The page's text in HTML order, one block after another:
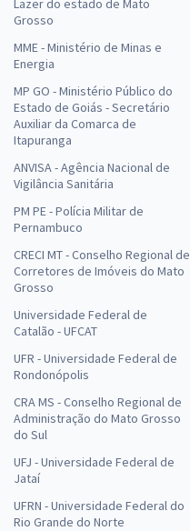
Lazer do estado de Mato
Grosso
MME - Ministério de Minas e
Energia
MP GO - Ministério Público do
Estado de Goiás - Secretário
Auxiliar da Comarca de
Itapuranga
ANVISA - Agência Nacional de
Vigilância Sanitária
PM PE - Polícia Militar de
Pernambuco
CRECI MT - Conselho Regional de
Corretores de Imóveis do Mato
Grosso
Universidade Federal de
Catalão - UFCAT
UFR - Universidade Federal de
Rondonópolis
CRA MS - Conselho Regional de
Administração do Mato Grosso
do Sul
UFJ - Universidade Federal de
Jataí
UFRN - Universidade Federal do
Rio Grande do Norte